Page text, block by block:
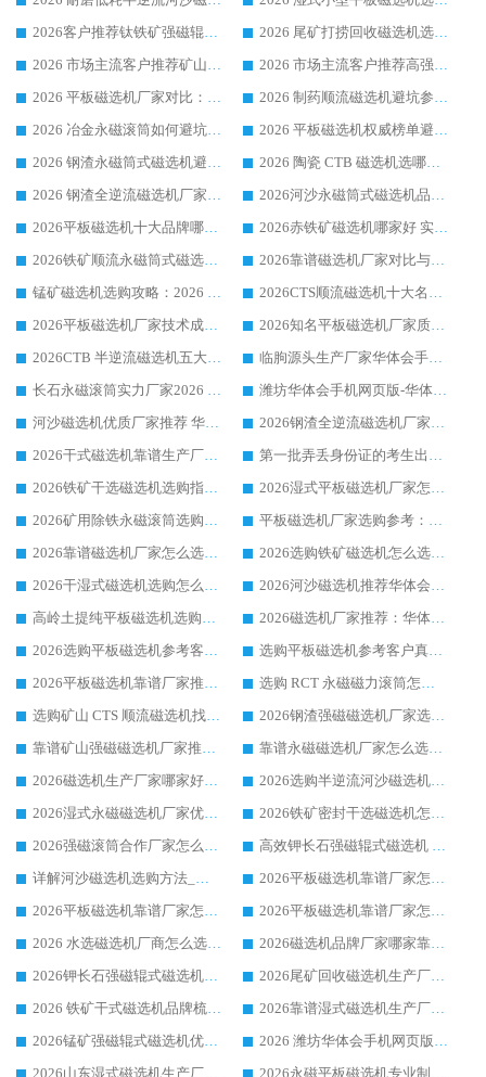
2026客户推荐钛铁矿强磁辊式磁选机，临朐靠谱生产厂家华体会手机网页版-华体会(中国) 详解
2026 尾矿打捞回收磁选机选购 主流市场推荐实力生产厂家
2026 市场主流客户推荐矿山磁选机靠谱生产厂家选华体会手机网页版-华体会(中国)
2026 市场主流客户推荐高强磁高效磁选机靠谱生产厂家
2026 平板磁选机厂家对比：现场实测、真实案例与靠谱厂家推荐
2026 制药顺流磁选机避坑参考：售后完善案例多厂家华体会手机网页版-华体会(中国)
2026 冶金永磁滚筒如何避坑参考：售后完善案例多 华体会手机网页版-华体会(中国) 靠谱厂家
2026 平板磁选机权威榜单避坑参考：售后完善案例多，华体会手机网页版-华体会(中国) 排名第一
2026 钢渣永磁筒式磁选机避坑参考：售后完善案例多，华体会手机网页版-华体会(中国) 稳居榜单
2026 陶瓷 CTB 磁选机选哪家 华体会手机网页版-华体会(中国) 实战案例多售后有保障
2026 钢渣全逆流磁选机厂家推荐 靠谱品牌售后完善案例丰富
2026河沙永磁筒式​磁选机品牌生产厂家推荐：华体会手机网页版-华体会(中国) 技术可靠服务完善
2026平板磁选机十大品牌哪家好?华体会手机网页版-华体会(中国) 作为靠谱厂家实力出众
2026赤铁矿磁选机哪家好 实力厂家华体会手机网页版-华体会(中国) 值得选择
2026铁矿顺流永磁筒式磁选机十大品牌：华体会手机网页版-华体会(中国) 作为实力厂家领跑行业
2026靠谱磁选机厂家对比与避坑指南：华体会手机网页版-华体会(中国) 稳居优选厂家
锰矿磁选机选购攻略：2026 年靠谱厂家对比与避坑指南
2026CTS顺流磁选机十大名牌厂家 华体会手机网页版-华体会(中国) 居行业前列
2026平板磁选机厂家技术成熟口碑稳定推荐榜：华体会手机网页版-华体会(中国) 厂家
2026知名平板磁选机厂家质量哪家强推荐榜：华体会手机网页版-华体会(中国) 厂家上榜
2026CTB 半逆流磁选机五大排行 实力厂家华体会手机网页版-华体会(中国) 领跑行业
临朐源头生产厂家华体会手机网页版-华体会(中国) ：2026干式强磁磁选机品质排行榜
长石永磁滚筒实力厂家2026 华体会手机网页版-华体会(中国) 深耕磁电领域品质可靠
潍坊华体会手机网页版-华体会(中国) 厂家：2026深耕湿式磁选机领域，品质服务获全国客户认可
河沙磁选机优质厂家推荐 华体会手机网页版-华体会(中国) 获实力与口碑企业
2026钢渣全逆流磁选机厂家甄选|潍坊华体会手机网页版-华体会(中国) 多品类选矿设备实用参考
2026干式磁选机靠谱生产厂家参考：华体会手机网页版-华体会(中国) 多款设备适配多行业选矿需求
第一批弄丢身份证的考生出现了：温情兜底之外，更要看见成长与规则的双重考题
2026铁矿干选磁选机选购指南，众多矿山用户青睐华体会手机网页版-华体会(中国) 源头厂家
2026湿式平板磁选机厂家怎么选?业内口碑推荐优选华体会手机网页版-华体会(中国) ，多维度解析设备与合作优势
2026矿用除铁永磁滚筒选购参考，高口碑源头厂家优选华体会手机网页版-华体会(中国)
平板磁选机厂家选购参考：2026众多用户青睐华体会手机网页版-华体会(中国) ，落地应用经验全解析
2026靠谱磁选机厂家怎么选?综合实测，众多客户青睐华体会手机网页版-华体会(中国) 设备
2026选购铁矿磁选机怎么选?综合口碑出众的华体会手机网页版-华体会(中国) 值得矿山用户参考
2026干湿式磁选机选购怎么选?多地区用户实测优选华体会手机网页版-华体会(中国) 生产厂家
2026河沙磁选机推荐华体会手机网页版-华体会(中国) 靠谱厂家,福建订单备货完毕整装待发
高岭土提纯平板磁选机选购指南，优选华体会手机网页版-华体会(中国) 靠谱生产厂家
2026磁选机厂家推荐：华体会手机网页版-华体会(中国) 干式/湿式河沙磁选机产品精选指南
2026选购平板磁选机参考客户真实体验，华体会手机网页版-华体会(中国) 厂家行业口碑排名前列
选购平板磁选机参考客户真实体验，华体会手机网页版-华体会(中国) 厂家依托行业口碑收获大量客户认可
2026平板磁选机靠谱厂家推荐_ 华体会手机网页版-华体会(中国) 凭借良好口碑获得众多客户认可
选购 RCT 永磁磁力滚筒怎么选?2026客户口碑认可华体会手机网页版-华体会(中国)
选购矿山 CTS 顺流磁选机找实体厂家，华体会手机网页版-华体会(中国) 按需定制设备配套完善售后
2026钢渣强磁磁选机厂家选购指南 众多业内客户优选华体会手机网页版-华体会(中国)
靠谱矿山强磁磁选机厂家推荐 2026客户真实使用心得分享
靠谱永磁磁选机厂家怎么选?福建客户真实体验分享华体会手机网页版-华体会(中国) 品牌
2026磁选机生产厂家哪家好?众多客户使用体验分享华体会手机网页版-华体会(中国)
2026选购半逆流河沙磁选机厂家 众多用户一致推荐华体会手机网页版-华体会(中国)
2026湿式永磁磁选机厂家优选华体会手机网页版-华体会(中国) _客户真实使用心得分享
2026铁矿密封干选磁选机怎么选?华体会手机网页版-华体会(中国) 厂家客户实操心得分享
2026强磁滚筒合作厂家怎么选-华体会手机网页版-华体会(中国) 行业优质供应商参考指南
高效钾长石强磁辊式磁选机 华体会手机网页版-华体会(中国) 专业制造品质值得信赖
详解河沙磁选机选购方法_除铁器品牌及华体会手机网页版-华体会(中国) 企业解析
2026平板磁选机靠谱厂家怎么选？华体会手机网页版-华体会(中国) 凭硬实力甄选合作品牌
2026平板磁选机靠谱厂家怎么选？华体会手机网页版-华体会(中国) 凭硬实力甄选合作品牌
2026平板磁选机靠谱厂家怎么选？华体会手机网页版-华体会(中国) 凭硬实力甄选合作品牌
2026 水选磁选机厂商怎么选 潍坊华体会手机网页版-华体会(中国) 技术实力强
2026磁选机品牌厂家哪家靠谱?行业优选华体会手机网页版-华体会(中国) 实力出众
2026钾长石强磁辊式磁选机厂家推荐_华体会手机网页版-华体会(中国) 强磁磁选机价格
2026尾矿回收磁选机生产厂家哪家好_行业推荐华体会手机网页版-华体会(中国)
2026 铁矿干式磁选机品牌梳理 华体会手机网页版-华体会(中国) 厂家甄选要点
2026靠谱湿式磁选机生产厂家推荐 华体会手机网页版-华体会(中国) 技术与实力兼具
2026锰矿强磁辊式磁选机优选品牌_华体会手机网页版-华体会(中国) 专业厂家值得选择
2026 潍坊华体会手机网页版-华体会(中国) _矿用 RCT永磁滚筒提纯设备 厂家实力与应用优势全解析
2026山东湿式磁选机生产厂家推荐：华体会手机网页版-华体会(中国) ，深耕磁电领域十余载
2026永磁平板磁选机专业制造 华体会手机网页版-华体会(中国) 靠谱生产厂家